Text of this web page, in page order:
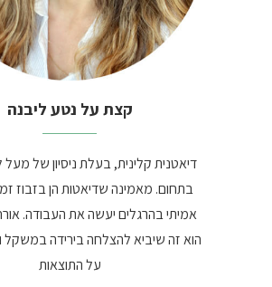
קצת על נטע ליבנה
דיאטנית קלינית, בעלת ניסיון של
בתחום. מאמינה שדיאטות הן בזבוז
אמיתי בהרגלים יעשה את העבודה.
הוא זה שיביא להצלחה בירידה במשקל
על התוצאות